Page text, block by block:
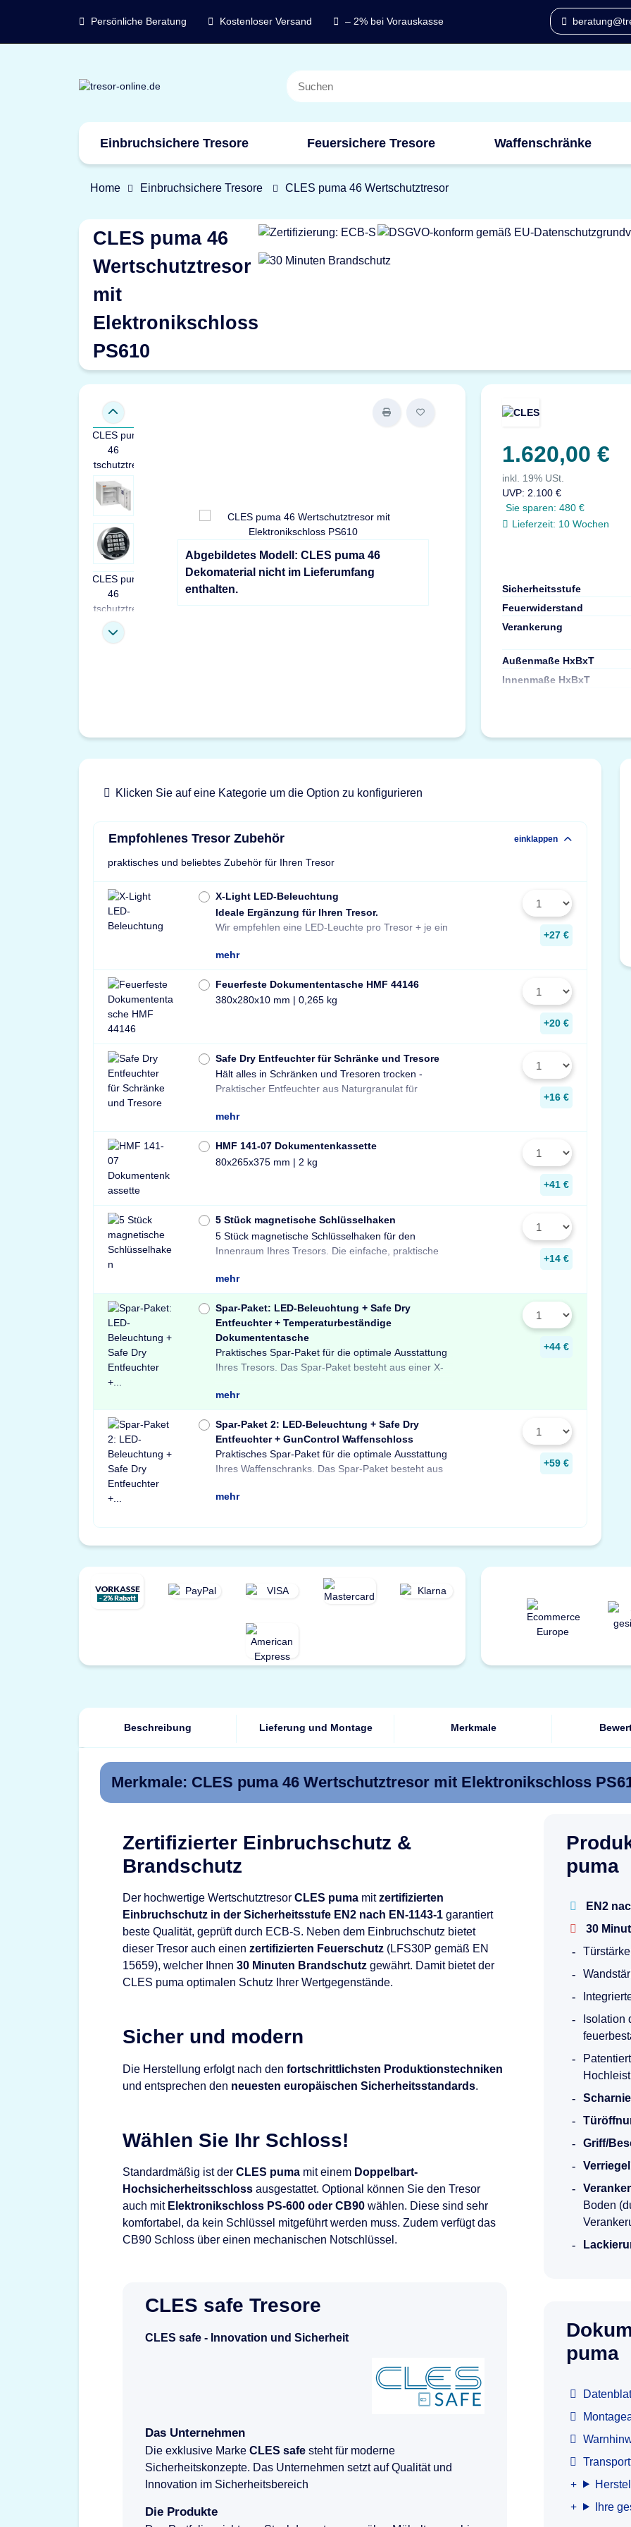
Persönliche Beratung Kostenloser Versand – 2% bei Vorauskasse
Einbruchsichere Tresore Feuersichere Tresore Waffenschränke
Marken
Home Einbruchsichere Tresore CLES puma 46 Wertschutztresor
CLES puma 46
Wertschutztresor
mit
Elektronikschloss
PS610
Abgebildetes Modell: CLES puma 46
Dekomaterial nicht im Lieferumfang
enthalten.
1.620,00 €
inkl. 19% USt.
UVP: 2.100 €
Sie sparen:480 €
Lieferzeit: 10 Wochen
Sicherheitsstufe
Feuerwiderstand
Verankerung
Außenmaße HxBxT
Innenmaße HxBxT
Klicken Sie auf eine Kategorie um die Option zu konfigurieren
Empfohlenes Tresor Zubehör einklappen
praktisches und beliebtes Zubehör für Ihren Tresor
X-Light LED-Beleuchtung
Ideale Ergänzung für Ihren Tresor.
Wir empfehlen eine LED-Leuchte pro Tresor + je ein
Stück zusätzlich pro Fachboden.
Maße: 14x190x31 mm
mehr
+27 €
Feuerfeste Dokumententasche HMF 44146
380x280x10 mm | 0,265 kg
+20 €
Safe Dry Entfeuchter für Schränke und Tresore
Hält alles in Schränken und Tresoren trocken -
Praktischer Entfeuchter aus Naturgranulat für
Tresore und Schränke gegen Rost, Schimmel und
mehr
+16 €
HMF 141-07 Dokumentenkassette
80x265x375 mm | 2 kg
+41 €
5 Stück magnetische Schlüsselhaken
5 Stück magnetische Schlüsselhaken für den
Innenraum Ihres Tresors. Die einfache, praktische
und sichere Lösung zur Aufbewahrung von
Schlüsseln in Ihrem Tresor
mehr
+14 €
Spar-Paket: LED-Beleuchtung + Safe Dry
Entfeuchter + Temperaturbeständige
Dokumententasche
Praktisches Spar-Paket für die optimale Ausstattung
Ihres Tresors. Das Spar-Paket besteht aus einer X-
Light LED-Tresorbeleuchtung mit Bewegungssensor,
einem Safe Dry Entfeuchter für Schränke und
Tresore sowie einer temperaturbeständigen
Dokumententasche. Profitieren Sie von dem
mehr
+44 €
Spar-Paket 2: LED-Beleuchtung + Safe Dry
Entfeuchter + GunControl Waffenschloss
Praktisches Spar-Paket für die optimale Ausstattung
Ihres Waffenschranks. Das Spar-Paket besteht aus
einer X-Light LED-Tresorbeleuchtung mit
Bewegungssensor, einem Safe Dry Entfeuchter für
Schränke und Tresore sowie einem GunControl
Waffenschloss. Profitieren Sie von dem
mehr
+59 €
Beschreibung Lieferung und Montage Merkmale
Merkmale: CLES puma 46 Wertschutztresor mit Elektronikschloss
Zertifizierter Einbruchschutz &
Brandschutz
Der hochwertige Wertschutztresor CLES puma mitzertifizierten
Einbruchschutz in der Sicherheitsstufe EN2 nach EN-1143-1 garantiert
beste Qualität, geprüft durch ECB-S. Neben dem Einbruchschutz bietet
dieser Tresor auch einen zertifizierten Feuerschutz (LFS30P gemäß EN
15659), welcher Ihnen 30 Minuten Brandschutz gewährt. Damit bietet der
CLES puma optimalen Schutz Ihrer Wertgegenstände.
Sicher und modern
Die Herstellung erfolgt nach den fortschrittlichsten Produktionstechniken
und entsprechen den neuesten europäischen Sicherheitsstandards.
Wählen Sie Ihr Schloss!
Standardmäßig ist der CLES puma mit einem Doppelbart-
Hochsicherheitsschloss ausgestattet. Optional können Sie den Tresor
auch mit Elektronikschloss PS-600 oder CB90 wählen. Diese sind sehr
komfortabel, da kein Schlüssel mitgeführt werden muss. Zudem verfügt das
CB90 Schloss über einen mechanischen Notschlüssel.
CLES safe Tresore
CLES safe - Innovation und Sicherheit
Das Unternehmen
Die exklusive Marke CLES safe steht für moderne
Sicherheitskonzepte. Das Unternehmen setzt auf Qualität und
Innovation im Sicherheitsbereich
Die Produkte
puma
EN2
30
Isolation
Griff/
Boden
puma
Ihre